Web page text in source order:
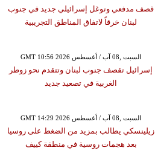
قصف مدفعي وتوغل إسرائيلي جديد في جنوب
لبنان خرقاً لاتفاق المناطق التجريبية
GMT 10:56 2026 السبت ,08 آب / أغسطس
إسرائيل تقصف جنوب لبنان وتتقدم نحو زوطر
الغربية في تصعيد جديد
GMT 14:29 2026 السبت ,08 آب / أغسطس
زيلينسكي يطالب بمزيد من الضغط على روسيا
بعد هجمات روسية في منطقة كييف